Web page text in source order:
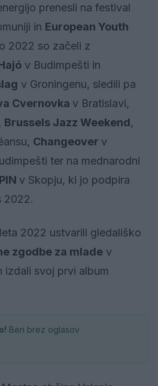
prenesli na festival
in European Youth
2022 so začeli z
v Budimpešti in
v Groningenu, sledili pa
Cvernovka v Bratislavi,
Brussels Jazz Weekend,
Changeover v
ter na mednarodni
PIN v Skopju, ki jo podpira
2022.
2022 ustvarili gledališko
zgodbe za mlade v
izdali svoj prvi album
Beri brez oglasov